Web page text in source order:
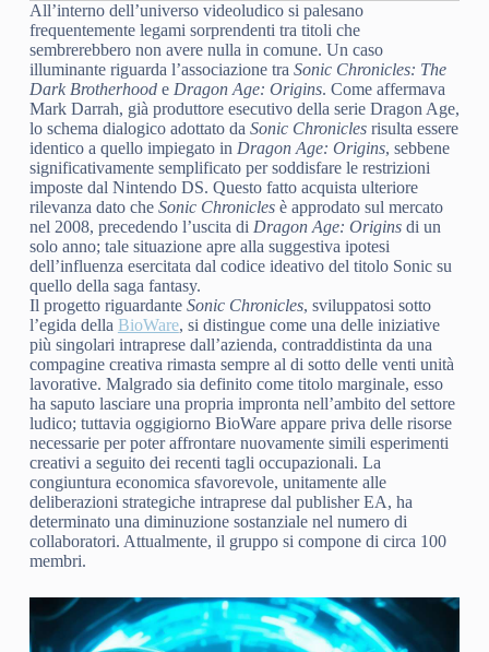
All’interno dell’universo videoludico si palesano
frequentemente legami sorprendenti tra titoli che
sembrerebbero non avere nulla in comune. Un caso
illuminante riguarda l’associazione tra Sonic Chronicles: The
Dark Brotherhoode Dragon Age: Origins. Come affermava
Mark Darrah, già produttore esecutivo della serie Dragon Age,
lo schema dialogico adottato da Sonic Chroniclesrisulta essere
identico a quello impiegato in Dragon Age: Origins, sebbene
significativamente semplificato per soddisfare le restrizioni
imposte dal Nintendo DS. Questo fatto acquista ulteriore
rilevanza dato che Sonic Chroniclesè approdato sul mercato
nel 2008, precedendo l’uscita di Dragon Age: Originsdi un
solo anno; tale situazione apre alla suggestiva ipotesi
dell’influenza esercitata dal codice ideativo del titolo Sonic su
quello della saga fantasy.
Il progetto riguardante Sonic Chronicles, sviluppatosi sotto
l’egida della BioWare, si distingue come una delle iniziative
più singolari intraprese dall’azienda, contraddistinta da una
compagine creativa rimasta sempre al di sotto delle venti unità
lavorative. Malgrado sia definito come titolo marginale, esso
ha saputo lasciare una propria impronta nell’ambito del settore
ludico; tuttavia oggigiorno BioWare appare priva delle risorse
necessarie per poter affrontare nuovamente simili esperimenti
creativi a seguito dei recenti tagli occupazionali. La
congiuntura economica sfavorevole, unitamente alle
deliberazioni strategiche intraprese dal publisher EA, ha
determinato una diminuzione sostanziale nel numero di
collaboratori. Attualmente, il gruppo si compone di circa 100
membri.